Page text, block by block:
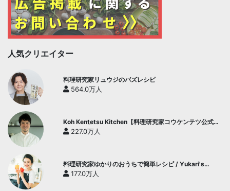
人気クリエイター
料理研究家リュウジのバズレシピ
564.0万人
Koh Kentetsu Kitchen【料理研究家コウケンテツ公式チ
ャンネル】
227.0万人
料理研究家ゆかりのおうちで簡単レシピ / Yukari's
Kitchen
177.0万人